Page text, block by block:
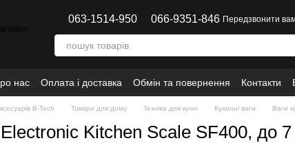
063-1514-950 066-9351-846 Передзвонити
нас Оплата і доставка Обмін та повернення Контакти
B-Tech Товари для дому Техніка для кухні Кухонні ваги Ваги
Electronic Kitchen Scale SF400, до 7